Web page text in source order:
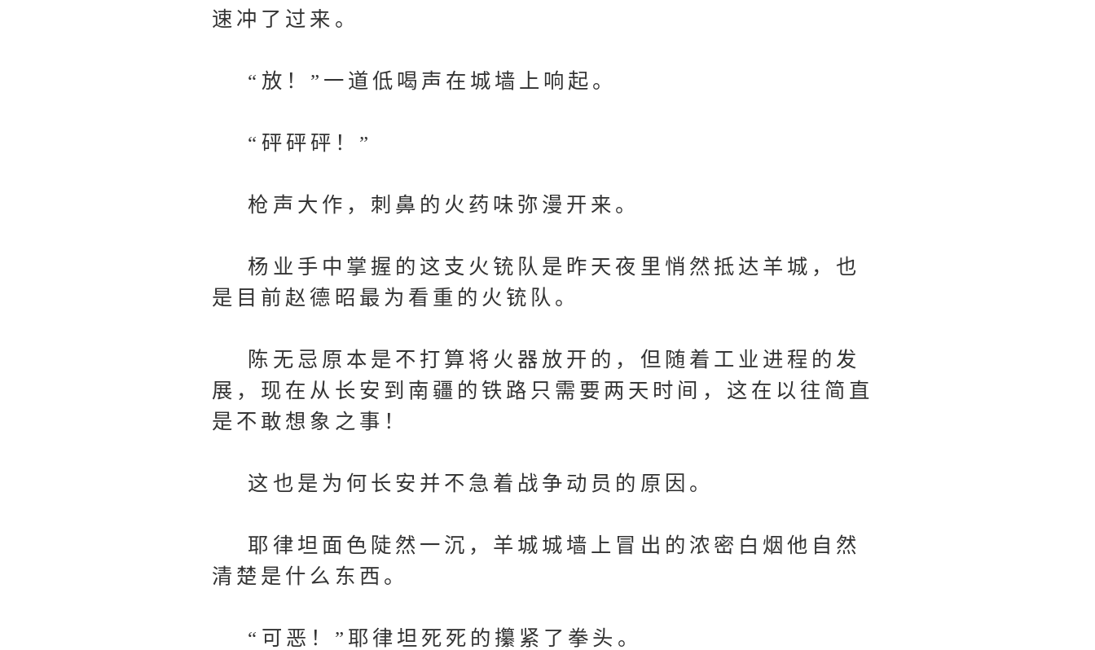
速冲了过来。
“放！”一道低喝声在城墙上响起。
“砰砰砰！”
枪声大作，刺鼻的火药味弥漫开来。
杨业手中掌握的这支火铳队是昨天夜里悄然抵达羊城，也
是目前赵德昭最为看重的火铳队。
陈无忌原本是不打算将火器放开的，但随着工业进程的发
展，现在从长安到南疆的铁路只需要两天时间，这在以往简直
是不敢想象之事！
这也是为何长安并不急着战争动员的原因。
耶律坦面色陡然一沉，羊城城墙上冒出的浓密白烟他自然
清楚是什么东西。
“可恶！”耶律坦死死的攥紧了拳头。